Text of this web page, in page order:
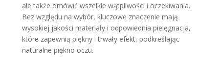
ale także omówić wszelkie wątpliwości i oczekiwania.
Bez względu na wybór, kluczowe znaczenie mają
wysokiej jakości materiały i odpowiednia pielęgnacja,
które zapewnią piękny i trwały efekt, podkreślając
naturalne piękno oczu.